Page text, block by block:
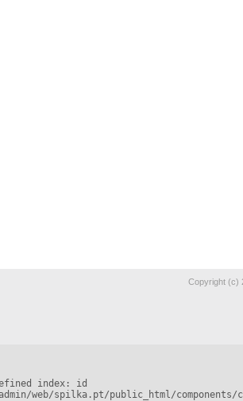
Copyright (c)
index: id
web/spilka.pt/public_html/